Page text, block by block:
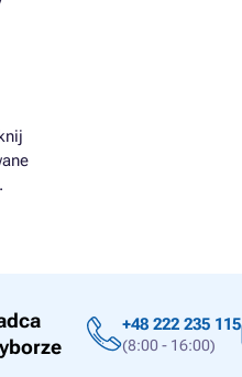
.
+48 222 235 115
(8:00 - 16:00)